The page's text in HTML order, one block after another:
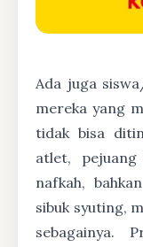
Ada juga
mereka yang
tidak bisa
atlet,
nafkah,
sibuk syuting,
sebagainya.